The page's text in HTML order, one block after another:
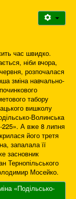
час швидко.
ніби вчора,
розпочалася
зміна навчально-
табору
вишколу
Волинська
225». А вже 8 липня
його третя
запалала її
засновник
Тернопільського
Мосейко.
«Подільсько-